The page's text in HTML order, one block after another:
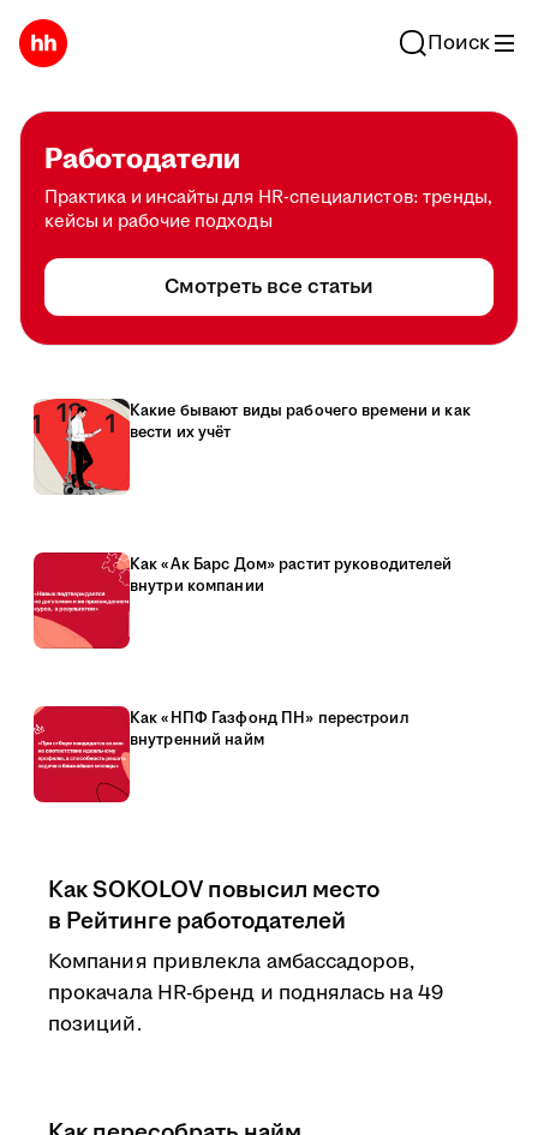
Поиск
Работодатели
Практика и инсайты для HR-специалистов: тренды,
кейсы и рабочие подходы
Смотреть все статьи
Какие бывают виды рабочего времени и как
вести их учёт
Как «Ак Барс Дом» растит руководителей
внутри компании
Как «НПФ Газфонд ПН» перестроил
внутренний найм
Как SOKOLOV повысил место
в Рейтинге работодателей
Компания привлекла амбассадоров,
прокачала HR-бренд и поднялась на 49
позиций.